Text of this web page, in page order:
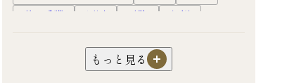
訪問看護
原因 予防
転倒
ホスピス
もっと見る